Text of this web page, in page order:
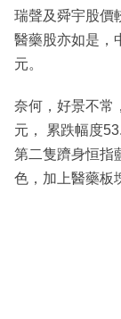
瑞聲及舜宇股價
醫藥股亦如是，
元。
奈何，好景不常
元， 累跌幅度
第二隻躋身恒指
色，加上醫藥板